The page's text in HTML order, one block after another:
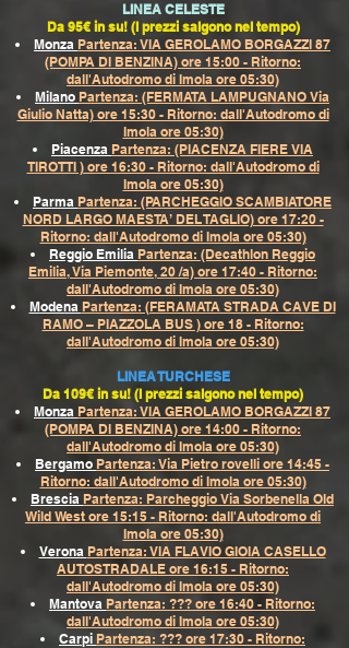
LINEA CELESTE
Da 95€ in su! (I prezzi salgono nel tempo)
Monza Partenza: VIA GEROLAMO BORGAZZI 87
(POMPA DI BENZINA) ore 15:00 - Ritorno:
dall'Autodromo di Imola ore 05:30)
Milano Partenza: (FERMATA LAMPUGNANO Via
Giulio Natta) ore 15:30 - Ritorno: dall'Autodromo di
Imola ore 05:30)
Piacenza Partenza: (PIACENZA FIERE VIA
TIROTTI ) ore 16:30 - Ritorno: dall'Autodromo di
Imola ore 05:30)
Parma Partenza: (PARCHEGGIO SCAMBIATORE
NORD LARGO MAESTA’ DEL TAGLIO) ore 17:20 -
Ritorno: dall'Autodromo di Imola ore 05:30)
Reggio Emilia Partenza: (Decathlon Reggio
Emilia, Via Piemonte, 20 /a) ore 17:40 - Ritorno:
dall'Autodromo di Imola ore 05:30)
Modena Partenza: (FERAMATA STRADA CAVE DI
RAMO – PIAZZOLA BUS ) ore 18 - Ritorno:
dall'Autodromo di Imola ore 05:30)
LINEA TURCHESE
Da 109€ in su! (I prezzi salgono nel tempo)
Monza Partenza: VIA GEROLAMO BORGAZZI 87
(POMPA DI BENZINA) ore 14:00 - Ritorno:
dall'Autodromo di Imola ore 05:30)
Bergamo Partenza: Via Pietro rovelli ore 14:45 -
Ritorno: dall'Autodromo di Imola ore 05:30)
Brescia Partenza: Parcheggio Via Sorbenella Old
Wild West ore 15:15 - Ritorno: dall'Autodromo di
Imola ore 05:30)
Verona Partenza: VIA FLAVIO GIOIA CASELLO
AUTOSTRADALE ore 16:15 - Ritorno:
dall'Autodromo di Imola ore 05:30)
Mantova Partenza: ??? ore 16:40 - Ritorno:
dall'Autodromo di Imola ore 05:30)
Carpi Partenza: ??? ore 17:30 - Ritorno: